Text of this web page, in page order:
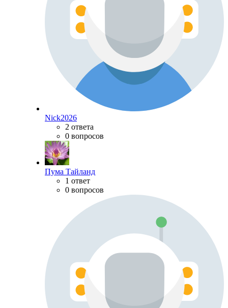
Nick2026
2 ответа
0 вопросов
Пума Тайланд
1 ответ
0 вопросов